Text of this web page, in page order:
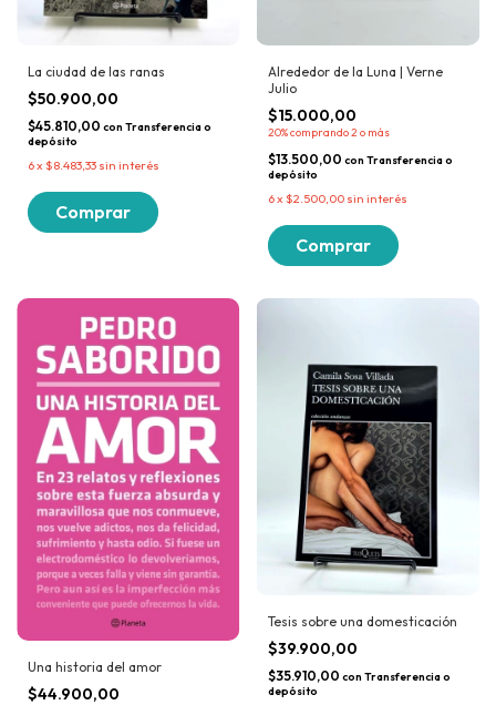
La ciudad de las ranas
$50.900,00
$45.810,00 con Transferencia o
depósito
6x $8.483,33 sin interés
Alrededor de la Luna | Verne
Julio
$15.000,00
20%comprando 2 o más
$13.500,00 con Transferencia o
depósito
6x $2.500,00 sin interés
Una historia del amor
$44.900,00
Tesis sobre una domesticación
$39.900,00
$35.910,00 con Transferencia o
depósito